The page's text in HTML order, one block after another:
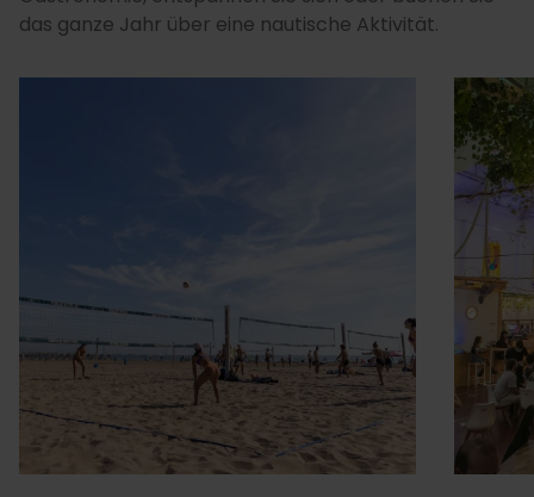
das ganze Jahr über eine nautische Aktivität.